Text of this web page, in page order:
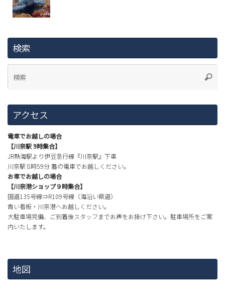
検索
アクセス
電車でお越しの場合
【川奈駅 9時集合】
JR熱海駅より伊豆急行線『川奈駅』下車
川奈駅 8時59分 着の電車でお越しください。
お車でお越しの場合
【川奈港ショップ９時集合】
国道135号線⇒R109号線（海沿い県道）
青い看板・川奈港へお越しください。
大駐車場完備、ご到着後スタッフまでお声をお掛け下さい。駐車場所をご案
内いたします。
地図